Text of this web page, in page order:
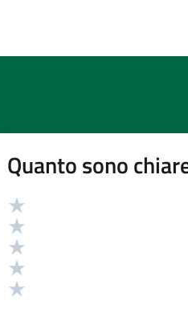
Quanto sono
Valutazione